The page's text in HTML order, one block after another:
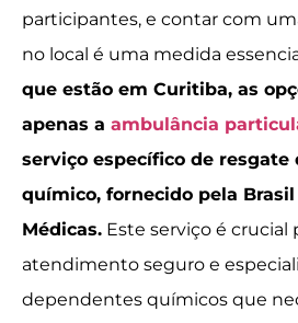
participantes, e contar com
no local é uma medida
que estão em Curitiba, as
apenas a ambulância
serviço específico de resgate
químico, fornecido pela
Médicas. Este serviço é crucial
atendimento seguro e
dependentes químicos que